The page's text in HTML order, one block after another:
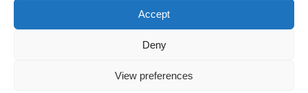
Accept
Deny
View preferences